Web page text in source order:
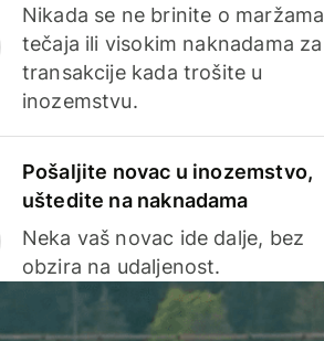
Nikada se ne brinite o maržama
tečaja ili visokim naknadama za
transakcije kada trošite u
inozemstvu.
Pošaljite novac u inozemstvo,
uštedite na naknadama
Neka vaš novac ide dalje, bez
obzira na udaljenost.